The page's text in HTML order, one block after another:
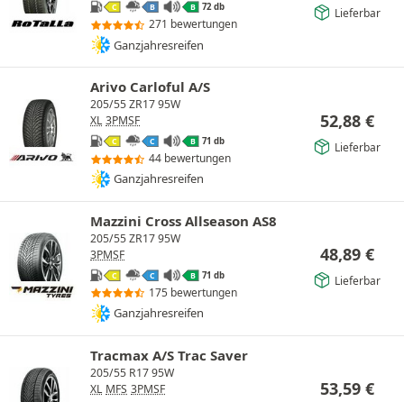
C B B 72 db
271 bewertungen
Ganzjahresreifen
Lieferbar
Arivo Carloful A/S
205/55 ZR17 95W
XL 3PMSF
C C B 71 db
44 bewertungen
Ganzjahresreifen
52,88 €
Lieferbar
Mazzini Cross Allseason AS8
205/55 ZR17 95W
3PMSF
C C B 71 db
175 bewertungen
Ganzjahresreifen
48,89 €
Lieferbar
Tracmax A/S Trac Saver
205/55 R17 95W
XL MFS 3PMSF 53,59 €